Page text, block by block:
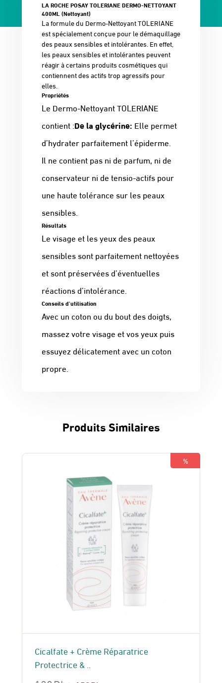
LA ROCHE POSAY TOLERIANE DERMO-NETTOYANT
400ML (Nettoyant)
La formule du Dermo-Nettoyant TOLERIANE
est spécialement conçue pour le démaquillage
des peaux sensibles et intolérantes. En effet,
les peaux sensibles et intolérantes peuvent
réagir à certains produits cosmétiques qui
contiennent des actifs trop agressifs pour
elles.
Propriétés
Le Dermo-Nettoyant TOLERIANE
contient :De la glycérine: Elle permet
d’hydrater parfaitement l’épiderme.
Il ne contient pas ni de parfum, ni de
conservateur ni de tensio-actifs pour
une haute tolérance sur les peaux
sensibles.
Résultats
Le visage et les yeux des peaux
sensibles sont parfaitement nettoyées
et sont préservées d’éventuelles
réactions d’intolérance.
Conseils d’utilisation
Avec un coton ou du bout des doigts,
massez votre visage et vos yeux puis
essuyez délicatement avec un coton
propre.
Produits Similaires
%
Cicalfate + Crème Réparatrice
Protectrice & ..